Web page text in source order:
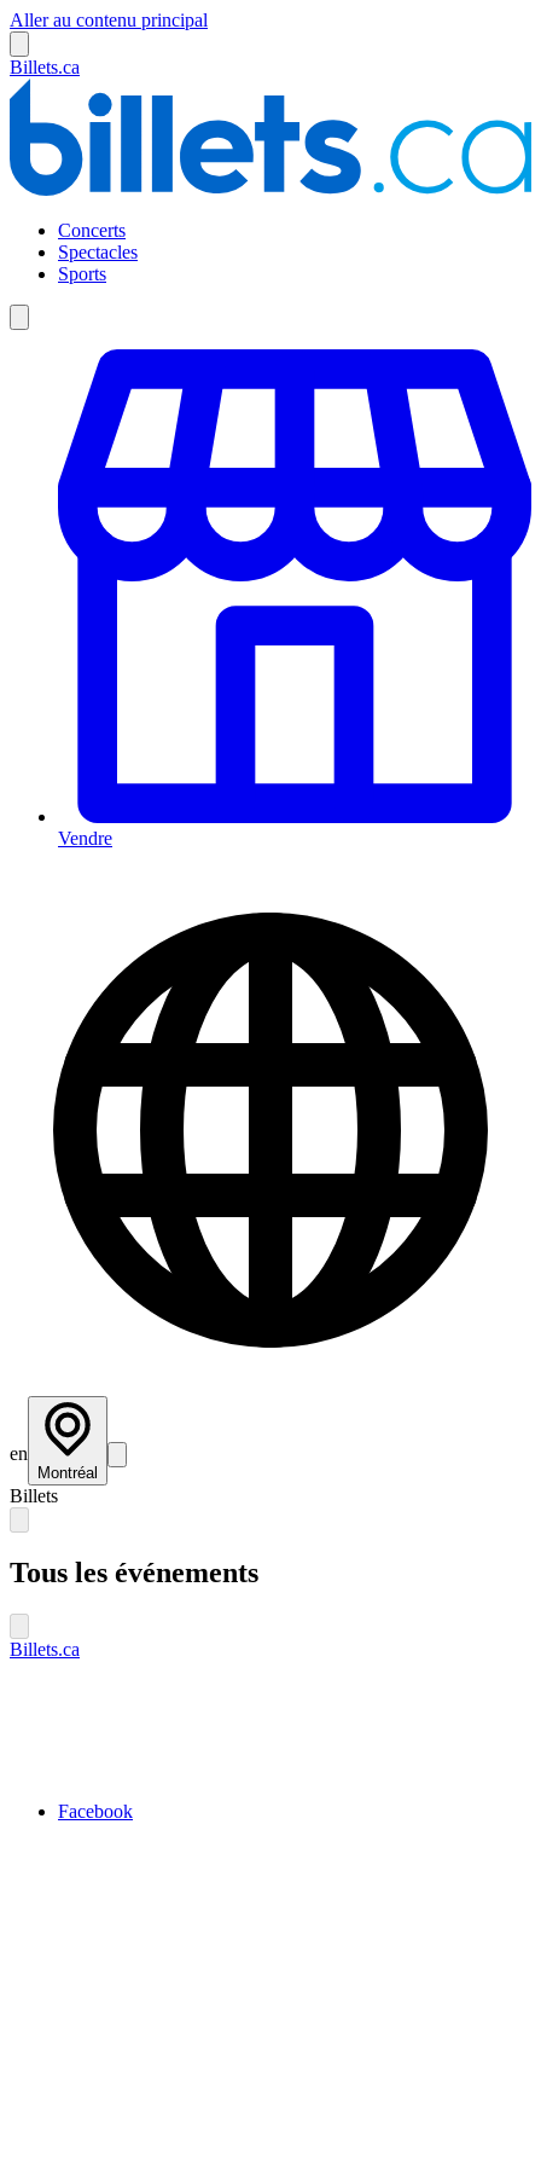
Aller au contenu principal
Billets.ca
Concerts
Spectacles
Sports
Vendre
en
Montréal
Billets
Tous les événements
Billets.ca
Facebook